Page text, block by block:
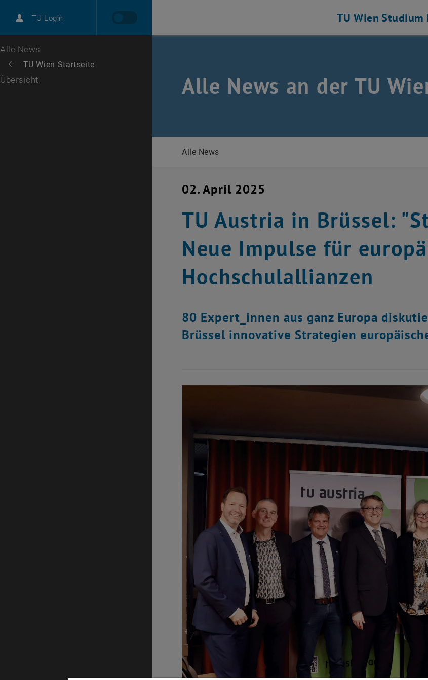
TU Login
Karriere
Zur 1. Menü Ebene
Alle News
Zurück: Subseiten von TU Wien Startseite auflisten
Zurück zur letzten Ebene:
TU Wien Startseite
Übersicht
TU Wien Studium
Alle News an der TU
Alle News
02. April 2025
TU Austria in Brüssel:
Neue Impulse für
Hochschulallianzen
80 Expert_innen aus ganz Europa
Brüssel innovative Strategien